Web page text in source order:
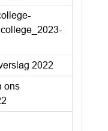
2022
ons